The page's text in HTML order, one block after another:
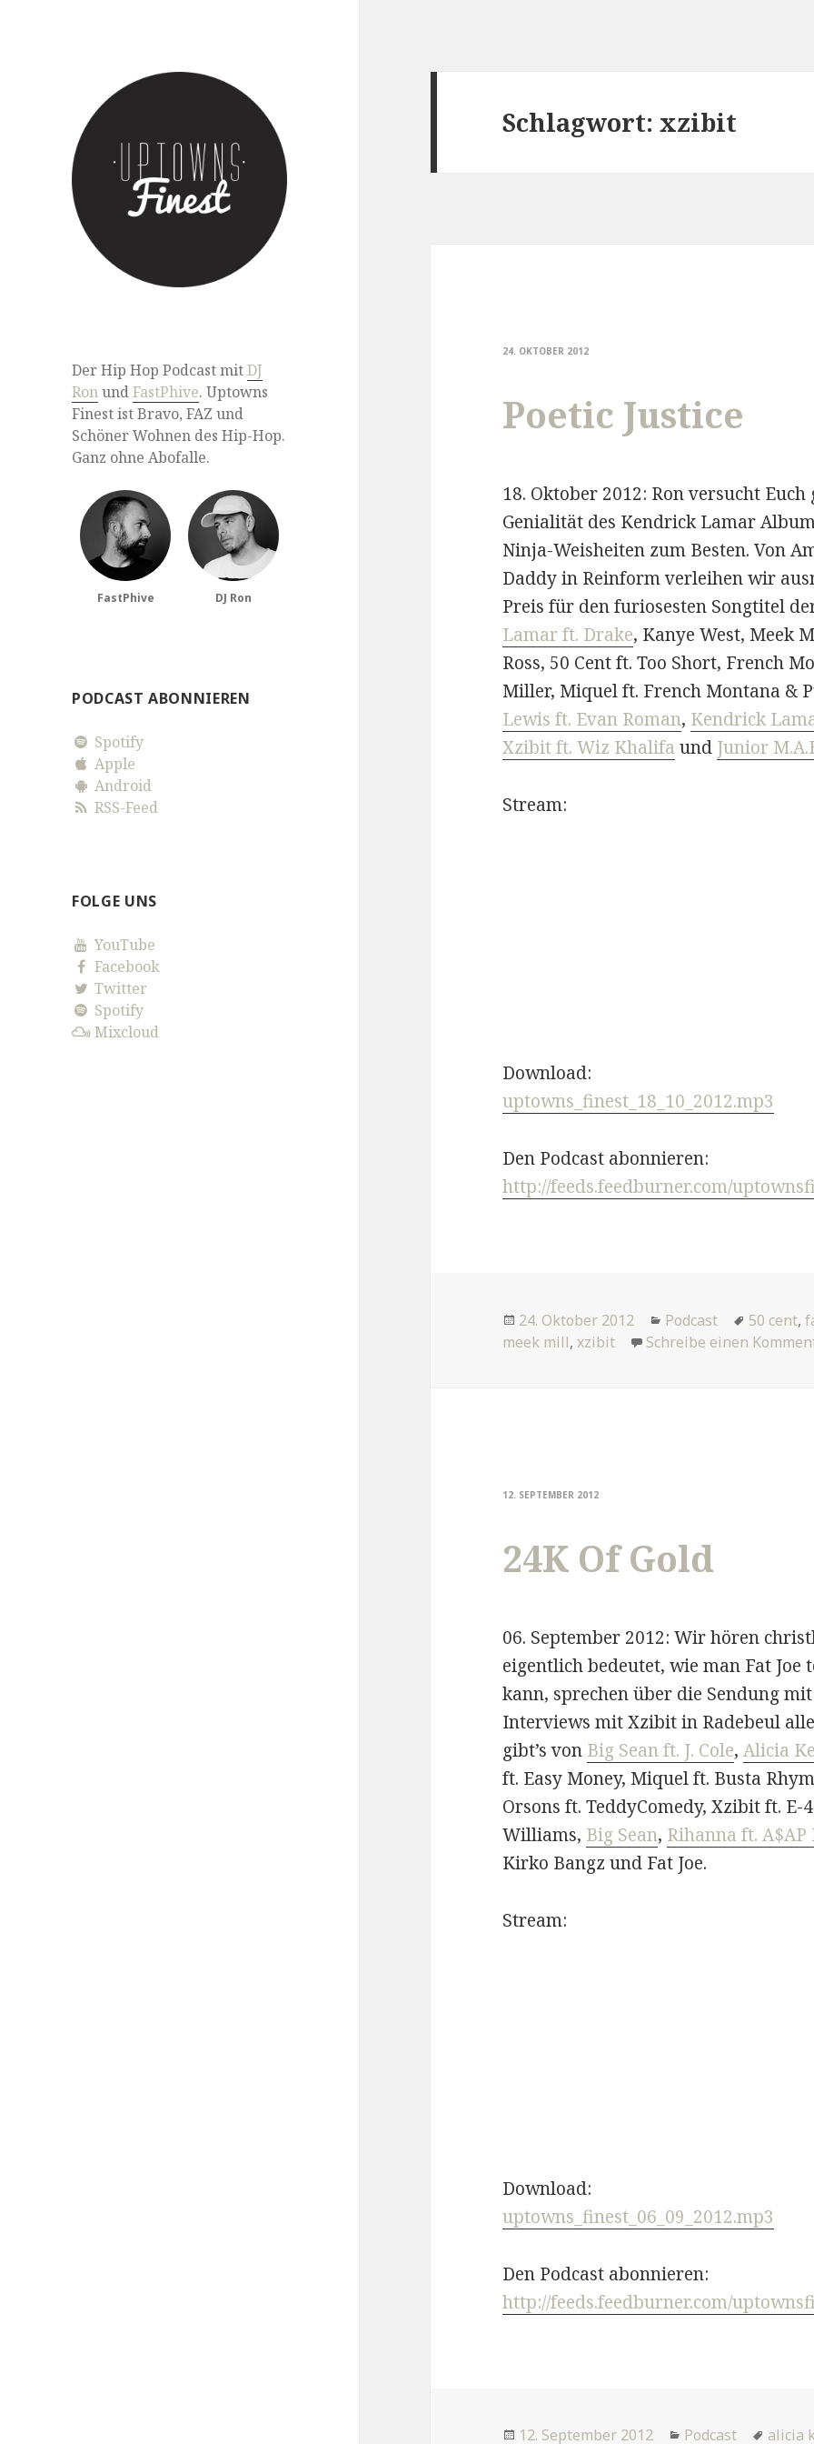
Der Hip Hop Podcast mitDJ
RonundFastPhive. Uptowns
Finest ist Bravo, FAZ und
Schöner Wohnen des Hip-Hop.
Ganz ohne Abofalle.
FastPhive DJ Ron
PODCAST ABONNIEREN
Spotify
Apple
Android
RSS-Feed
FOLGE UNS
YouTube
Facebook
Twitter
Spotify
Mixcloud
Schlagwort:xzibit
24. OKTOBER 2012
Poetic Justice
18. Oktober 2012: Ron versucht
Genialität des Kendrick Lamar
Ninja-Weisheiten zum Besten. Von
Daddy in Reinform verleihen wir
Preis für den furiosesten Songtitel
Lamar ft. Drake, Kanye West, Meek
Ross, 50 Cent ft. Too Short, French
Miller, Miquel ft. French Montana &
Lewis ft. Evan Roman, Kendrick
Xzibit ft. Wiz Khalifa und Junior
Stream:
Download:
uptowns_finest_18_10_2012.mp3
Den Podcast abonnieren:
http://feeds.feedburner.com/
Veröffentlicht
am
24. Oktober 2012 Kategorien
Podcast Tags
50 cent,
meek mill,xzibit Schreibe einen
12. SEPTEMBER 2012
24K Of Gold
06. September 2012: Wir hören
eigentlich bedeutet, wie man Fat Joe
kann, sprechen über die Sendung
Interviews mit Xzibit in Radebeul
gibt’s von Big Sean ft. J. Cole,Alicia
ft. Easy Money, Miquel ft. Busta
Orsons ft. TeddyComedy, Xzibit ft. E-
Williams, Big Sean, Rihanna ft. A$AP
Kirko Bangz und Fat Joe.
Stream:
Download:
uptowns_finest_06_09_2012.mp3
Den Podcast abonnieren:
http://feeds.feedburner.com/
Veröffentlicht
12. September 2012 Kategorien
Podcast Tags
alicia